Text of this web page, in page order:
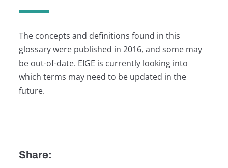
The concepts and definitions found in this
glossary were published in 2016, and some may
be out-of-date. EIGE is currently looking into
which terms may need to be updated in the
future.
Share: